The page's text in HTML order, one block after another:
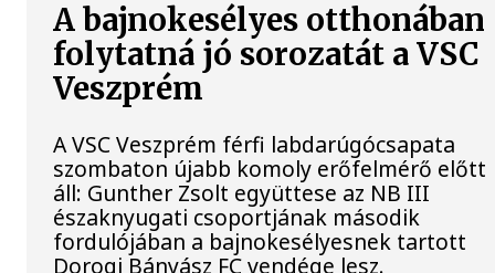
A bajnokesélyes otthonában
folytatná jó sorozatát a VSC
Veszprém
A VSC Veszprém férfi labdarúgócsapata
szombaton újabb komoly erőfelmérő előtt
áll: Gunther Zsolt együttese az NB III
északnyugati csoportjának második
fordulójában a bajnokesélyesnek tartott
Dorogi Bányász FC vendége lesz.